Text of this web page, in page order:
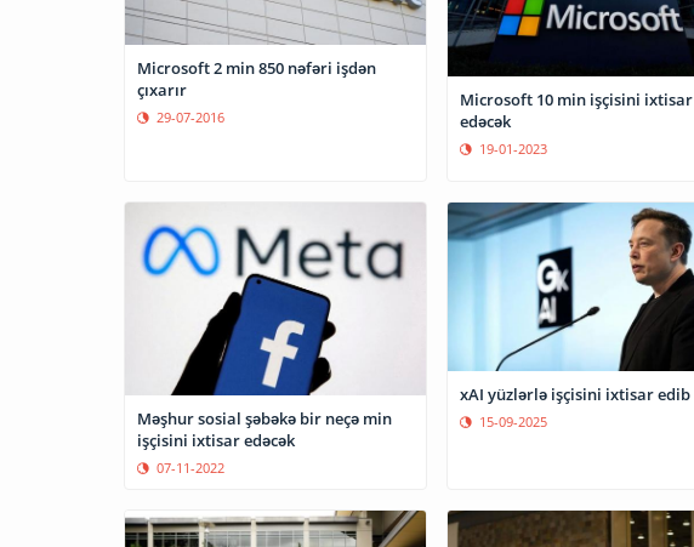
Microsoft 2 min 850 nəfəri işdən
çıxarır
29-07-2016
Microsoft 10 min işçisini ixtisar
edəcək
19-01-2023
Məşhur sosial şəbəkə bir neçə min
işçisini ixtisar edəcək
07-11-2022
xAI yüzlərlə işçisini ixtisar edib
15-09-2025